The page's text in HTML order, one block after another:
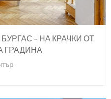
– НА КРАЧКИ ОТ
ГРАДИНА